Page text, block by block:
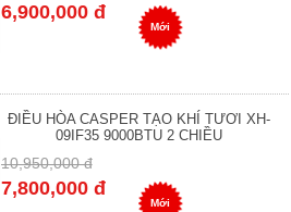
6,900,000 đ
Mới
ĐIỀU HÒA CASPER TẠO KHÍ TƯƠI XH-
09IF35 9000BTU 2 CHIỀU
10,950,000 đ
7,800,000 đ
Mới